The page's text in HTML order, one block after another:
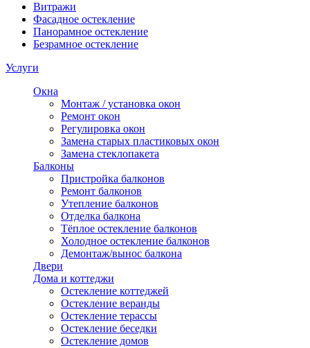
Витражи
Фасадное остекление
Панорамное остекление
Безрамное остекление
Услуги
Окна
Монтаж / установка окон
Ремонт окон
Регулировка окон
Замена старых пластиковых окон
Замена стеклопакета
Балконы
Пристройка балконов
Ремонт балконов
Утепление балконов
Отделка балкона
Тёплое остекление балконов
Холодное остекление балконов
Демонтаж/вынос балкона
Двери
Дома и коттеджи
Остекление коттеджей
Остекление веранды
Остекление терассы
Остекление беседки
Остекление домов